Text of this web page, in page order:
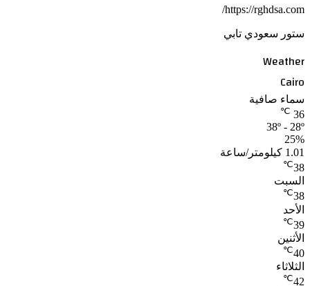
https://rghdsa.com/
ستور سعودي تابي
Weather
Cairo
سماء صافية
36
℃
38º - 28º
25%
1.01 كيلومتر/ساعة
38
℃
السبت
38
℃
الأحد
39
℃
الأثنين
40
℃
الثلاثاء
42
℃